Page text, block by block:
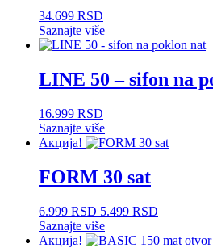
34.699 RSD
Saznajte više
LINE 50 – sifon na
16.999 RSD
Saznajte više
Акција!
FORM 30 sat
6.999RSD Оригинална
цена
је
5.499 RSD
је:
Saznajte više
Акција!